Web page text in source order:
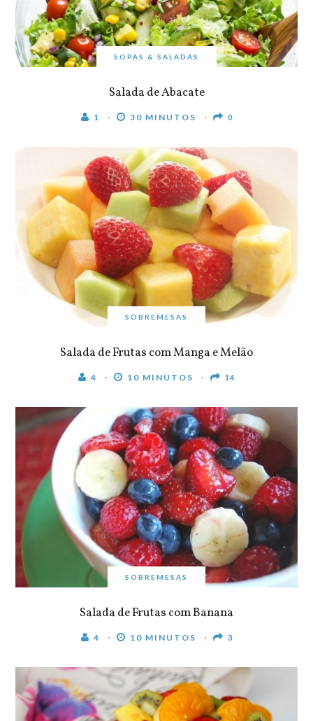
SOPAS & SALADAS
Salada de Abacate
1 30 MINUTOS 0
SOBREMESAS
Salada de Frutas com Manga e Melão
4 10 MINUTOS 14
SOBREMESAS
Salada de Frutas com Banana
4 10 MINUTOS 3